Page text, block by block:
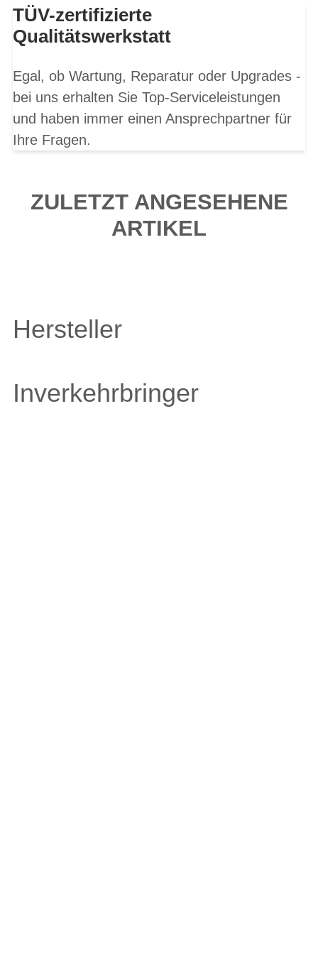
TÜV-zertifizierte
Qualitätswerkstatt
Egal, ob Wartung, Reparatur oder Upgrades -
bei uns erhalten Sie Top-Serviceleistungen
und haben immer einen Ansprechpartner für
Ihre Fragen.
ZULETZT ANGESEHENE
ARTIKEL
Hersteller
Inverkehrbringer